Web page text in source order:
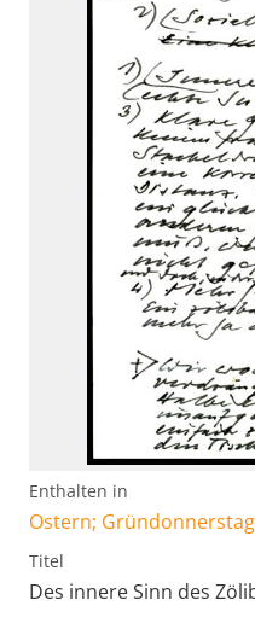
Enthalten in
Ostern;
Titel
Des innere Sinn des